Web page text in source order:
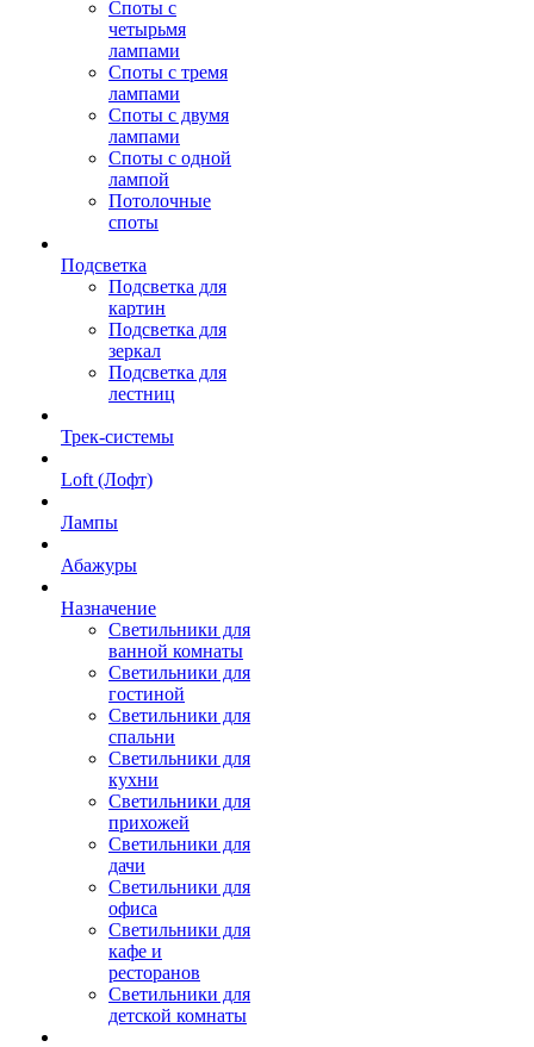
Споты с
четырьмя
лампами
Споты с тремя
лампами
Споты с двумя
лампами
Споты с одной
лампой
Потолочные
споты
Подсветка
Подсветка для
картин
Подсветка для
зеркал
Подсветка для
лестниц
Трек-системы
Loft (Лофт)
Лампы
Абажуры
Назначение
Светильники для
ванной комнаты
Светильники для
гостиной
Светильники для
спальни
Светильники для
кухни
Светильники для
прихожей
Светильники для
дачи
Светильники для
офиса
Светильники для
кафе и
ресторанов
Светильники для
детской комнаты